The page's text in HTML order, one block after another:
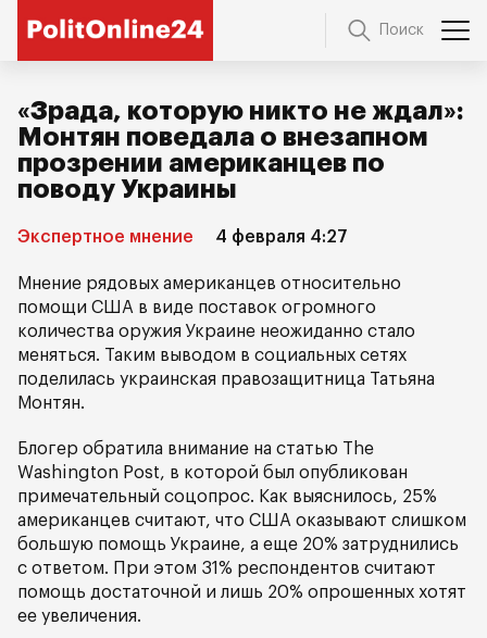
Поиск
«Зрада, которую никто не ждал»:
Монтян поведала о внезапном
прозрении американцев по
поводу Украины
Экспертное мнение 4 февраля 4:27
Мнение рядовых американцев относительно
помощи США в виде поставок огромного
количества оружия Украине неожиданно стало
меняться. Таким выводом в социальных сетях
поделилась украинская правозащитница Татьяна
Монтян.
Блогер обратила внимание на статью The
Washington Post, в которой был опубликован
примечательный соцопрос. Как выяснилось, 25%
американцев считают, что США оказывают слишком
большую помощь Украине, а еще 20% затруднились
с ответом. При этом 31% респондентов считают
помощь достаточной и лишь 20% опрошенных хотят
ее увеличения.